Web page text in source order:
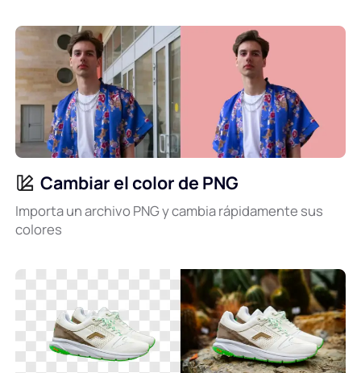
Cambiar el color de PNG
Importa un archivo PNG y cambia rápidamente sus
colores